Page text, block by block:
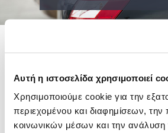
Αυτή η ιστοσελίδα χρησιμοποιεί
Χρησιμοποιούμε cookie για την
περιεχομένου και διαφημίσεων, την
κοινωνικών μέσων και την ανάλυση
ακολουθει μια λιστα με
Καλαμαριά
από1,50€
Ανάληψη,